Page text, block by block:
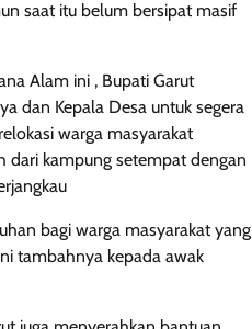
saat itu belum bersipat masif
Alam ini , Bupati Garut
dan Kepala Desa untuk segera
warga masyarakat
dari kampung setempat dengan
bagi warga masyarakat yang
tambahnya kepada awak